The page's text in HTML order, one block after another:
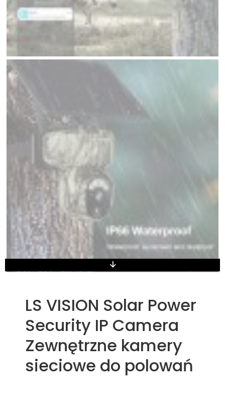
LS VISION Solar Power
Security IP Camera
Zewnętrzne kamery
sieciowe do polowań